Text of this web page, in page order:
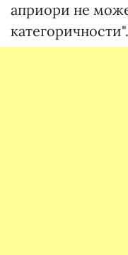
априори не
категоричности".